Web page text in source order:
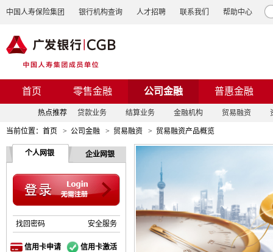
中国人寿保险集团 银行机构查询 人才招聘 联系我们 帮助中心
首页 零售金融 公司金融 普惠金融
热点推荐 贷款业务 结算业务 金融机构 贸易融资
当前位置： 首页 > 公司金融 > 贸易融资 > 贸易融资产品概览
个人网银 企业网银
找回密码 安全服务
信用卡申请 信用卡激活